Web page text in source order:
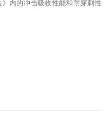
内的冲击吸收性能和耐穿刺性